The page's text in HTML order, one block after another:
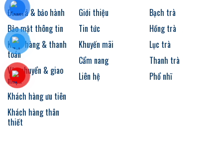
Đổi trả & bảo hành
Bảo mật thông tin
Kiểm hàng & thanh
toán
Vận chuyển & giao
nhận
Khách hàng ưu tiên
Khách hàng thân
thiết
Giới thiệu
Tin tức
Khuyến mãi
Cẩm nang
Liên hệ
Bạch trà
Hồng trà
Lục trà
Thanh trà
Phổ nhĩ